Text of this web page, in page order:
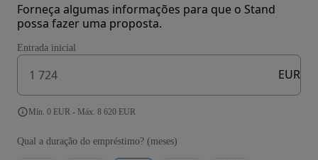
Forneça algumas informações para que o Stand
possa fazer uma proposta.
Entrada inicial
EUR
Mín. 0 EUR - Máx. 8 620 EUR
Qual a duração do empréstimo? (meses)